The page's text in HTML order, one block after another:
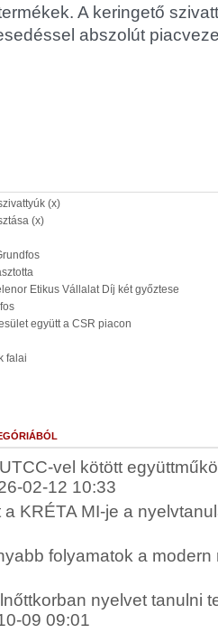
A keringető
abszolút
(x)
(x)
Etikus Vállalat Díj két győztese
együtt a CSR piacon
falai
vel kötött
02-12 10:33
a KRÉTA MI-je a
folyamatok a
nyelvet tanulni
09 09:01